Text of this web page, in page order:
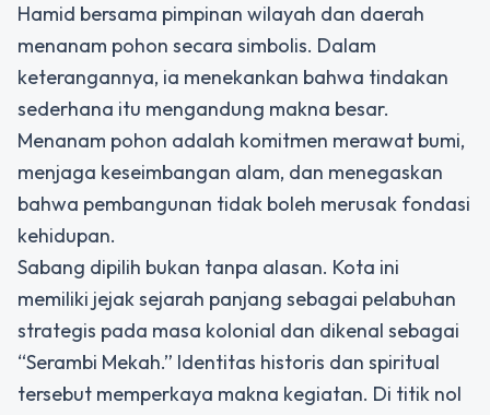
Hamid bersama pimpinan wilayah dan daerah
menanam pohon secara simbolis. Dalam
keterangannya, ia menekankan bahwa tindakan
sederhana itu mengandung makna besar.
Menanam pohon adalah komitmen merawat bumi,
menjaga keseimbangan alam, dan menegaskan
bahwa pembangunan tidak boleh merusak fondasi
kehidupan.
Sabang dipilih bukan tanpa alasan. Kota ini
memiliki jejak sejarah panjang sebagai pelabuhan
strategis pada masa kolonial dan dikenal sebagai
“Serambi Mekah.” Identitas historis dan spiritual
tersebut memperkaya makna kegiatan. Di titik nol